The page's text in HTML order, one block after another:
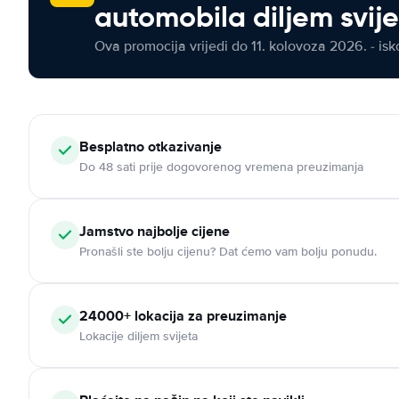
automobila diljem
Ova promocija vrijedi do 11. kolovoza 2026. -
Besplatno otkazivanje
Do 48 sati prije dogovorenog vremena preuzimanja
Jamstvo najbolje cijene
Pronašli ste bolju cijenu? Dat ćemo vam bolju ponudu.
24000+ lokacija za preuzimanje
Lokacije diljem svijeta